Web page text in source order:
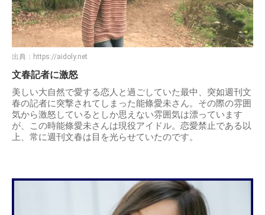
出典： https://aidoly.net
文春記者に激怒
美しい大自然で愛する恋人と過ごしていた最中、突如週刊文
春の記者に突撃されてしまった能條愛未さん。その際の雰囲
気から激怒しているとしか思えない雰囲気は漂っています
が、この時能條愛未さんは現役アイドル。恋愛禁止である以
上、常に週刊文春は目を光らせていたのです。